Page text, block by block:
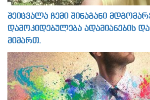
შეიცვალა ჩემი შინაგანი
დამოკიდებულება ადამიანების
მიმართ.